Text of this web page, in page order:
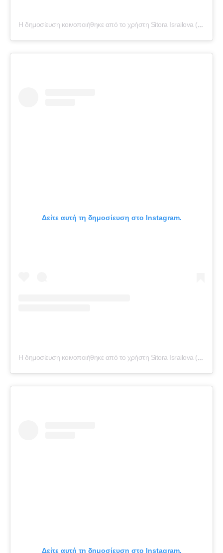
Η δημοσίευση κοινοποιήθηκε από το χρήστη Sitora Israilova (@sitorabanu)
Δείτε αυτή τη δημοσίευση στο Instagram.
Η δημοσίευση κοινοποιήθηκε από το χρήστη Sitora Israilova (@sitorabanu)
Δείτε αυτή τη δημοσίευση στο Instagram.